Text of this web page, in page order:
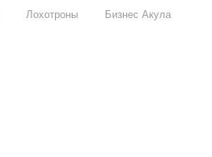
Лохотроны Бизнес Акула